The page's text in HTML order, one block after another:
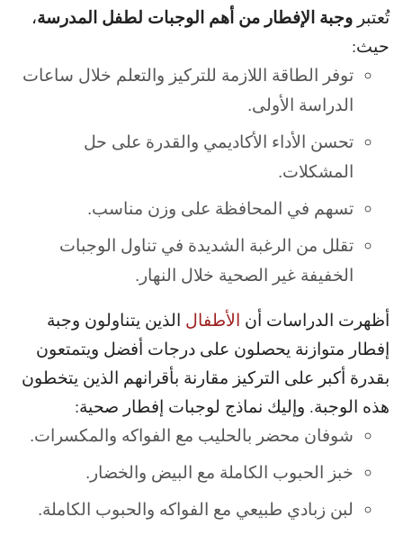
تُعتبر وجبة الإفطار من أهم الوجبات لطفل المدرسة،
حيث:
توفر الطاقة اللازمة للتركيز والتعلم خلال ساعات
الدراسة الأولى.
تحسن الأداء الأكاديمي والقدرة على حل
المشكلات.
تسهم في المحافظة على وزن مناسب.
تقلل من الرغبة الشديدة في تناول الوجبات
الخفيفة غير الصحية خلال النهار.
أظهرت الدراسات أن الأطفال الذين يتناولون وجبة
إفطار متوازنة يحصلون على درجات أفضل ويتمتعون
بقدرة أكبر على التركيز مقارنة بأقرانهم الذين يتخطون
هذه الوجبة. وإليك نماذج لوجبات إفطار صحية:
شوفان محضر بالحليب مع الفواكه والمكسرات.
خبز الحبوب الكاملة مع البيض والخضار.
لبن زبادي طبيعي مع الفواكه والحبوب الكاملة.